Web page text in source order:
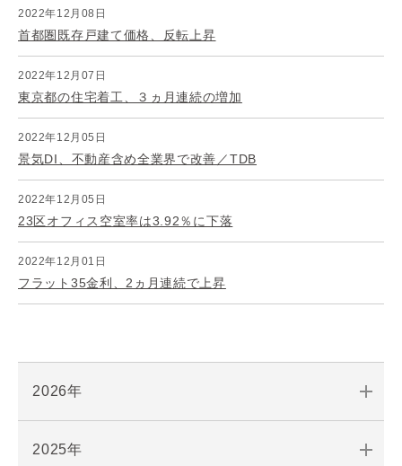
2022年12月08日
首都圏既存戸建て価格、反転上昇
2022年12月07日
東京都の住宅着工、３ヵ月連続の増加
2022年12月05日
景気DI、不動産含め全業界で改善／TDB
2022年12月05日
23区オフィス空室率は3.92％に下落
2022年12月01日
フラット35金利、2ヵ月連続で上昇
2026年
2025年